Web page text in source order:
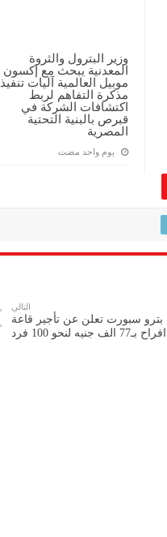
وزير البترول والثروة
المعدنية يبحث مع إكسون
موبيل العالمية آليات تنفيذ
مذكرة التفاهم لربط
اكتشافات الشركة في
قبرص بالبنية التحتية
المصرية
‏يوم واحد مضت
التالي
بترو سبورت تعلن عن تأجير قاعة
افراح بـ77 الف جنيه لنحو 100 فرد